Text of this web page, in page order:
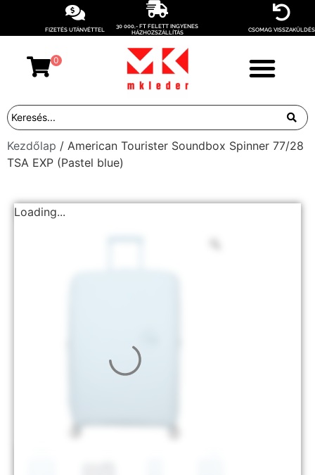
FIZETÉS UTÁNVÉTTEL
30 000,- FT FELETT INGYENES
HÁZHOZSZÁLLÍTÁS
CSOMAG VISSZAKÜLDÉS
0
Kezdőlap / American Tourister Soundbox Spinner 77/28
TSA EXP (Pastel blue)
Loading...